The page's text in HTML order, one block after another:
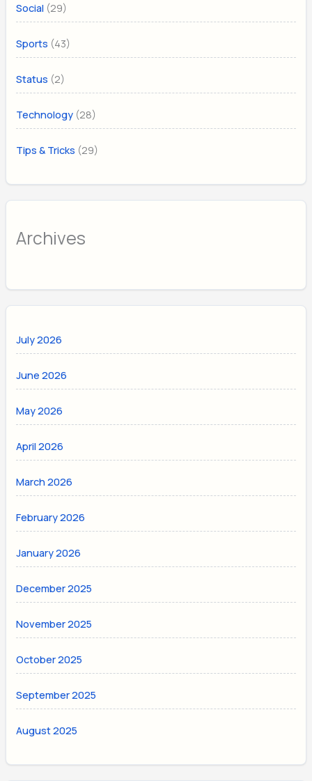
Social (29)
Sports (43)
Status (2)
Technology (28)
Tips & Tricks (29)
Archives
July 2026
June 2026
May 2026
April 2026
March 2026
February 2026
January 2026
December 2025
November 2025
October 2025
September 2025
August 2025